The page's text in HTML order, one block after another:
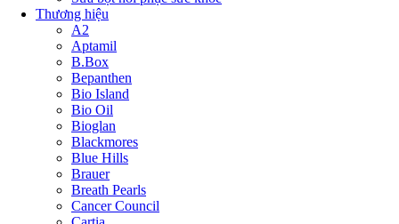
Thương hiệu
A2
Aptamil
B.Box
Bepanthen
Bio Island
Bio Oil
Bioglan
Blackmores
Blue Hills
Brauer
Breath Pearls
Cancer Council